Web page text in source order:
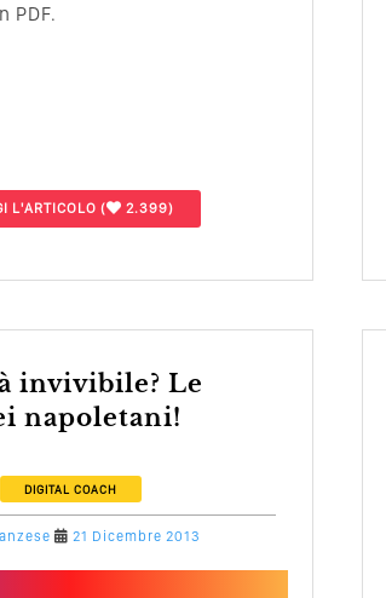
PDF.
L'ARTICOLO ( 2.399)
napoletani!
DIGITAL COACH
21 Dicembre 2013